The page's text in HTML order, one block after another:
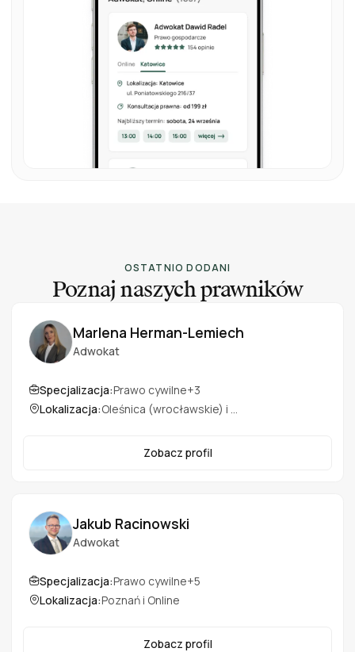
OSTATNIO DODANI
Poznaj naszych prawników
Marlena Herman-Lemiech
Adwokat
Specjalizacja:Prawo cywilne+3
Lokalizacja:
Zobacz profil
Jakub Racinowski
Adwokat
Specjalizacja:Prawo cywilne+5
Lokalizacja:Poznań i Online
Zobacz profil